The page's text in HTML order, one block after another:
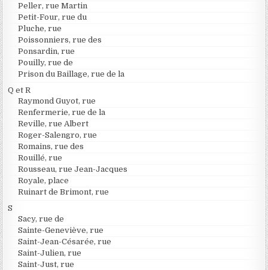
Peller, rue Martin
Petit-Four, rue du
Pluche, rue
Poissonniers, rue des
Ponsardin, rue
Pouilly, rue de
Prison du Baillage, rue de la
Q et R
Raymond Guyot, rue
Renfermerie, rue de la
Reville, rue Albert
Roger-Salengro, rue
Romains, rue des
Rouillé, rue
Rousseau, rue Jean-Jacques
Royale, place
Ruinart de Brimont, rue
S
Sacy, rue de
Sainte-Geneviève, rue
Saint-Jean-Césarée, rue
Saint-Julien, rue
Saint-Just, rue